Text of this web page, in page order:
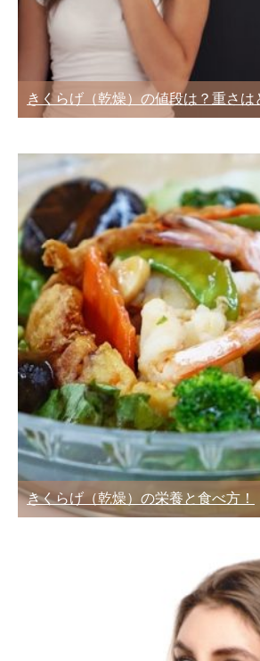
きくらげ（乾燥）の値段は？重さは
きくらげ（乾燥）の栄養と食べ方！